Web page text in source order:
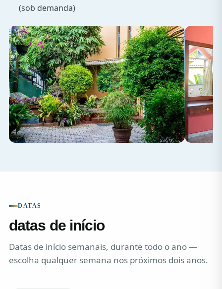
(sob demanda)
DATAS
datas de início
Datas de início semanais, durante todo o ano —
escolha qualquer semana nos próximos dois anos.